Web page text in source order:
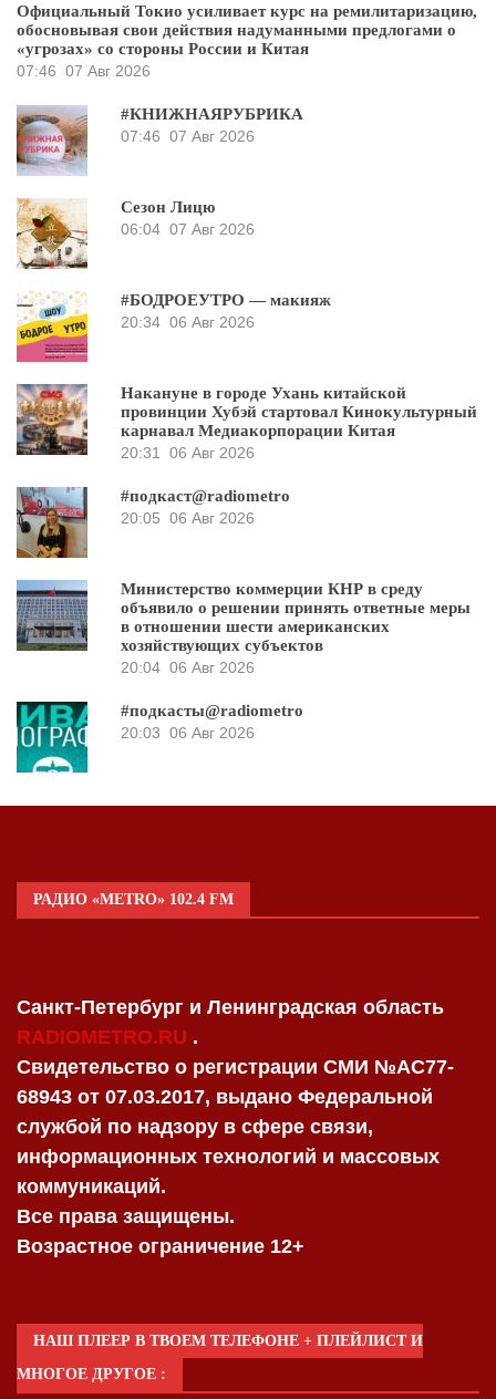
Официальный Токио усиливает курс на ремилитаризацию,
обосновывая свои действия надуманными предлогами о
«угрозах» со стороны России и Китая
07:46 07 Авг 2026
#КНИЖНАЯРУБРИКА
07:46 07 Авг 2026
Сезон Лицю
06:04 07 Авг 2026
#БОДРОЕУТРО — макияж
20:34 06 Авг 2026
Накануне в городе Ухань китайской
провинции Хубэй стартовал Кинокультурный
карнавал Медиакорпорации Китая
20:31
06 Авг 2026
#подкаст@radiometro
20:05 06 Авг 2026
Министерство коммерции КНР в среду
объявило о решении принять ответные меры
в отношении шести американских
хозяйствующих субъектов
20:04 06 Авг 2026
#подкасты@radiometro
20:03 06 Авг 2026
РАДИО «METRO» 102.4 FM
Санкт-Петербург и Ленинградская область
RADIOMETRO.RU .
Свидетельство о регистрации СМИ №AC77-
68943 от 07.03.2017, выдано Федеральной
службой по надзору в сфере связи,
информационных технологий и массовых
коммуникаций.
Все права защищены.
Возрастное ограничение 12+
НАШ ПЛЕЕР В ТВОЕМ ТЕЛЕФОНЕ + ПЛЕЙЛИСТ И
МНОГОЕ ДРУГОЕ :